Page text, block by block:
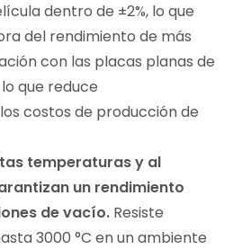
dentro de ±2%, lo que
del rendimiento de más
con las placas planas de
que reduce
costos de producción de
temperaturas y al
un rendimiento
de vacío. Resiste
3000 °C en un ambiente